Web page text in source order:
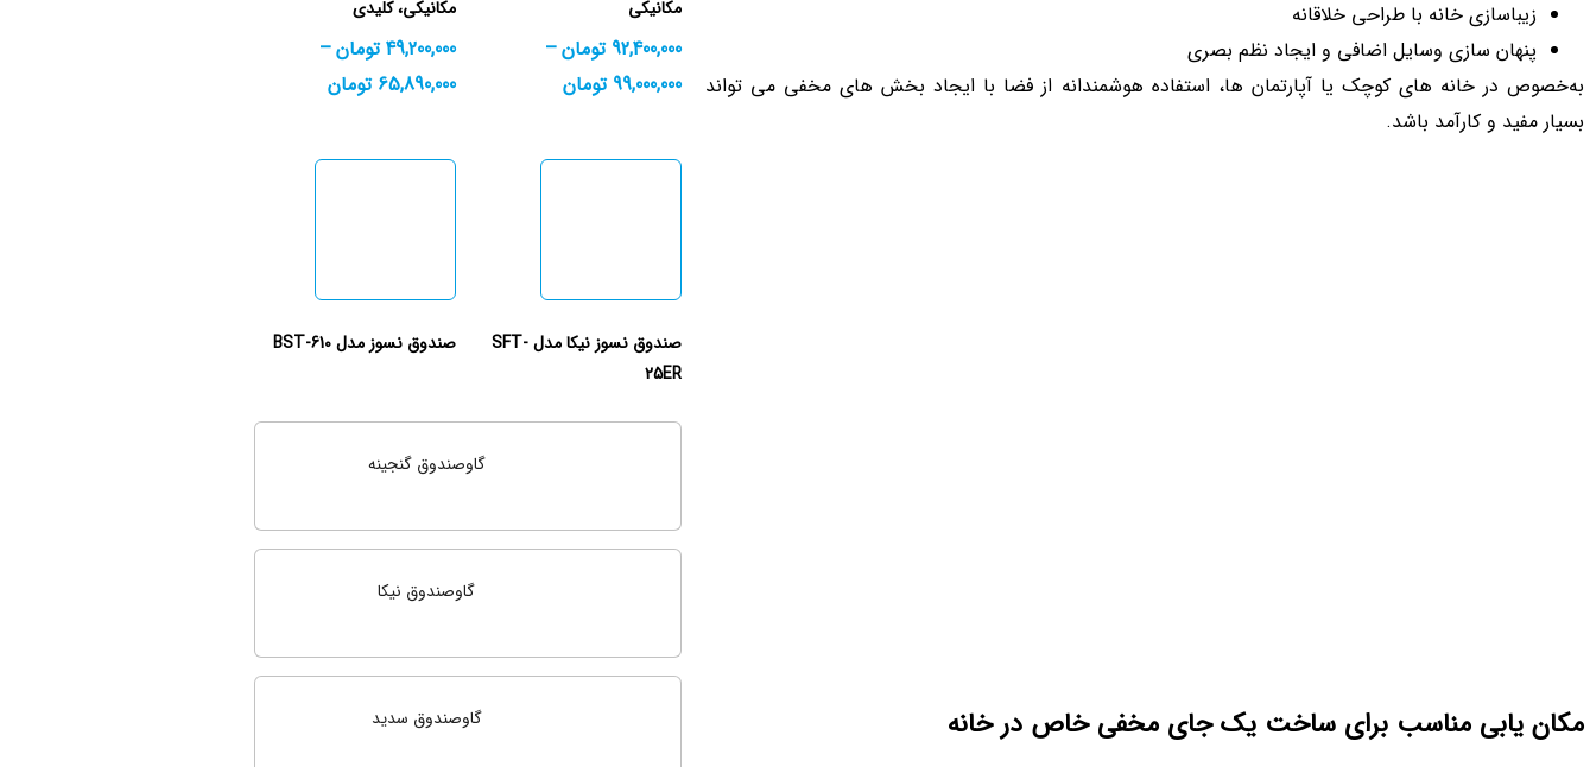
زیباسازی خانه با طراحی خلاقانه
پنهان‌ سازی وسایل اضافی و ایجاد نظم بصری
به‌خصوص در خانه‌ های کوچک یا آپارتمان‌ ها، استفاده هوشمندانه از فضا با ایجاد بخش‌ های مخفی می‌ تواند
بسیار مفید و کارآمد باشد.
مکان‌ یابی مناسب برای ساخت یک جای مخفی خاص در خانه
مکانیکی
92,400,000 تومان–
99,000,000 تومان
مکانیکی، کلیدی
49,200,000 تومان–
65,890,000 تومان
صندوق نسوز نیکا مدل SFT-
25ER
صندوق نسوز مدل BST-610
گاوصندوق گنجینه
گاوصندوق نیکا
گاوصندوق سدید